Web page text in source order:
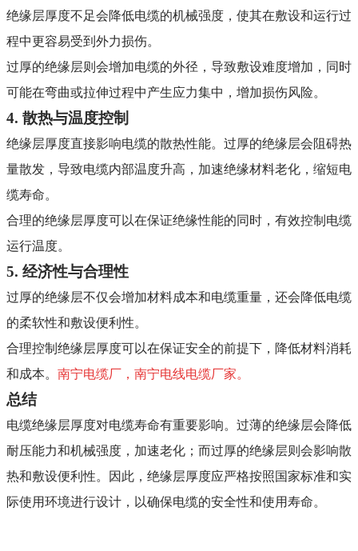
绝缘层厚度不足会降低电缆的机械强度，使其在敷设和运行过
程中更容易受到外力损伤。
过厚的绝缘层则会增加电缆的外径，导致敷设难度增加，同时
可能在弯曲或拉伸过程中产生应力集中，增加损伤风险。
4. 散热与温度控制
绝缘层厚度直接影响电缆的散热性能。过厚的绝缘层会阻碍热
量散发，导致电缆内部温度升高，加速绝缘材料老化，缩短电
缆寿命。
合理的绝缘层厚度可以在保证绝缘性能的同时，有效控制电缆
运行温度。
5. 经济性与合理性
过厚的绝缘层不仅会增加材料成本和电缆重量，还会降低电缆
的柔软性和敷设便利性。
合理控制绝缘层厚度可以在保证安全的前提下，降低材料消耗
和成本。 南宁电缆厂，南宁电线电缆厂家。
总结
电缆绝缘层厚度对电缆寿命有重要影响。过薄的绝缘层会降低
耐压能力和机械强度，加速老化；而过厚的绝缘层则会影响散
热和敷设便利性。因此，绝缘层厚度应严格按照国家标准和实
际使用环境进行设计，以确保电缆的安全性和使用寿命。